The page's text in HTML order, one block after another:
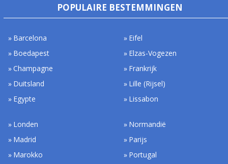
POPULAIRE BESTEMMINGEN
Barcelona
Boedapest
Champagne
Duitsland
Egypte
Eifel
Elzas-Vogezen
Frankrijk
Lille (Rijsel)
Lissabon
Londen
Madrid
Marokko
Normandië
Parijs
Portugal